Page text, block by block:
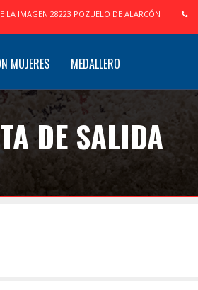
LA IMAGEN 28223 POZUELO DE ALARCÓN
MUJERES MEDALLERO
DE SALIDA